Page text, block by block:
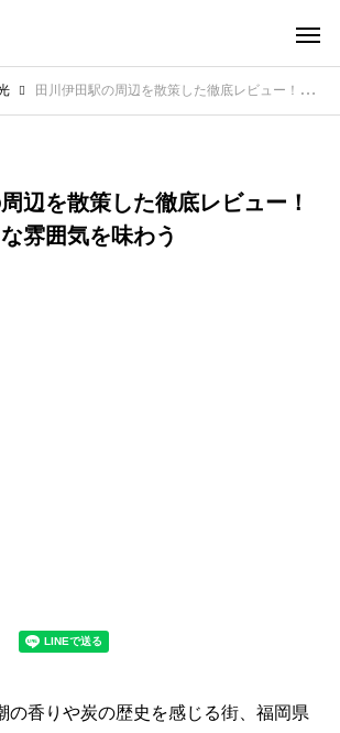
田川伊田駅の周辺を散策した徹底レビュー！歴史とレトロな雰囲気を味わう
辺を散策した徹底レビュー！
雰囲気を味わう
の香りや炭の歴史を感じる街、福岡県